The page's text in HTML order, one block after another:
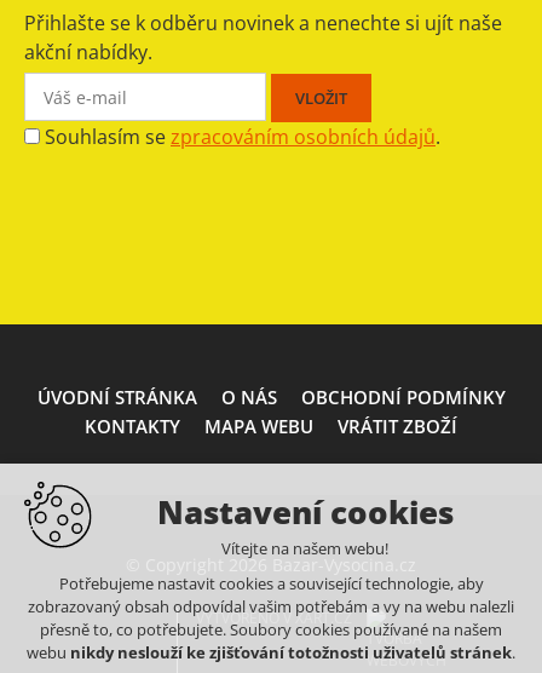
Přihlašte se k odběru novinek a nenechte si ujít naše
akční nabídky.
Souhlasím sezpracováním osobních údajů.
ÚVODNÍ STRÁNKA O NÁS
OBCHODNÍ PODMÍNKY
KONTAKTY
MAPA WEBU VRÁTIT ZBOŽÍ
© Copyright 2026 Bazar-Vysocina.cz
VYTVOŘENO V XART.CZ
Nastavení cookies
Vítejte na našem webu!
Potřebujeme nastavit cookies a související technologie, aby
zobrazovaný obsah odpovídal vašim potřebám a vy na webu nalezli
přesně to, co potřebujete. Soubory cookies používané na našem
webu nikdy neslouží ke zjišťování totožnosti uživatelů stránek.